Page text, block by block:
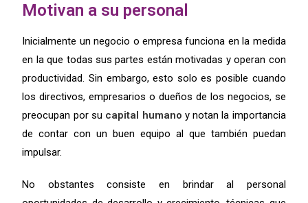
Motivan a su personal
Inicialmente un negocio o empresa funciona en la medida
en la que todas sus partes están motivadas y operan con
productividad. Sin embargo, esto solo es posible cuando
los directivos, empresarios o dueños de los negocios, se
preocupan por su capital humano y notan la importancia
de contar con un buen equipo al que también puedan
impulsar.
No obstantes consiste en brindar al personal